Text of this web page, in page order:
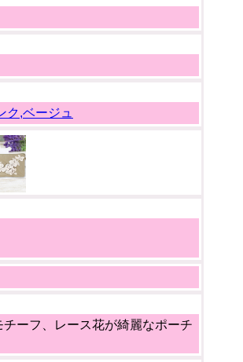
ク,ベージュ
ーフ、レース花が綺麗なポーチ